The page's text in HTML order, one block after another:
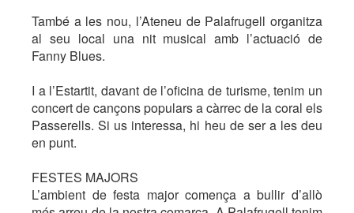
També a les nou, l’Ateneu de Palafrugell organitza
al seu local una nit musical amb l’actuació de
Fanny Blues.
I a l’Estartit, davant de l’oficina de turisme, tenim un
concert de cançons populars a càrrec de la coral els
Passerells. Si us interessa, hi heu de ser a les deu
en punt.
FESTES MAJORS
L’ambient de festa major comença a bullir d’allò